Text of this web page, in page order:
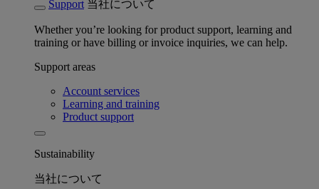
Support 当社について
Whether you’re looking for product support, learning and
training or have billing or invoice inquiries, we can help.
Support areas
Account services
Learning and training
Product support
Sustainability
当社について